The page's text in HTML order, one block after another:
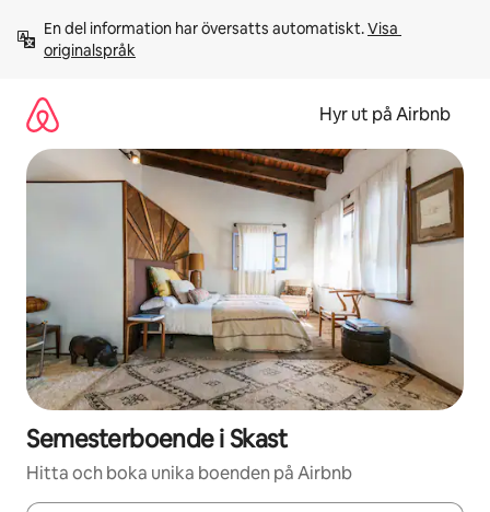
innehåll
En del information har översatts automatiskt. Visa
originalspråk
Hyr ut på Airbnb
Semesterboende i Skast
Hitta och boka unika boenden på Airbnb